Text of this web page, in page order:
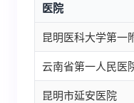
医院
昆明医科大学第一
云南省第一人民医
昆明市延安医院